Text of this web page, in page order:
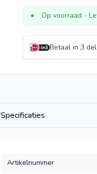
Op voorraad -
Betaal in 3
Specificaties
Artikelnummer